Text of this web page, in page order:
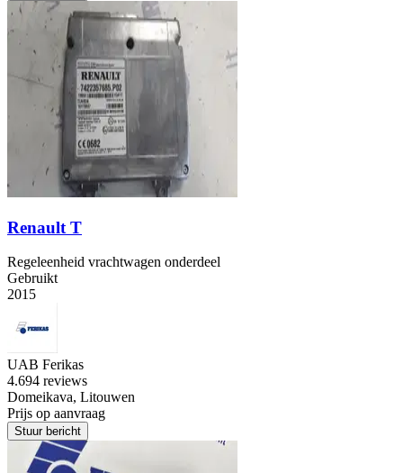
Renault T
Regeleenheid vrachtwagen onderdeel
Gebruikt
2015
UAB Ferikas
4.694 reviews
Domeikava, Litouwen
Prijs op aanvraag
Stuur bericht